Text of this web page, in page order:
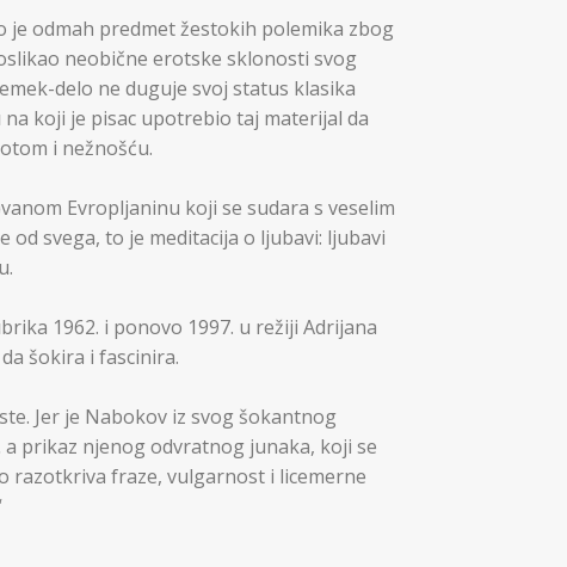
je odmah predmet žestokih polemika zbog
neobične erotske sklonosti svog
delo ne duguje svoj status klasika
koji je pisac upotrebio taj materijal da
i nežnošću.
Evropljaninu koji se sudara s veselim
svega, to je meditacija o ljubavi: ljubavi
1962. i ponovo 1997. u režiji Adrijana
šokira i fascinira.
Jer je Nabokov iz svog šokantnog
prikaz njenog odvratnog junaka, koji se
razotkriva fraze, vulgarnost i licemerne